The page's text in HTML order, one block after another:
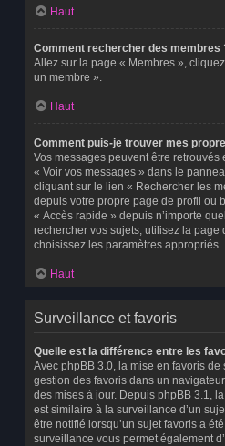
Haut
Comment rechercher des membres
Allez sur la page « Membres »,
un membre ».
Haut
Comment puis-je trouver mes
Vos messages peuvent être retrouvés
« Voir vos messages » dans le
cliquant sur le lien « Rechercher les
depuis votre propre page de profil ou
« Accès rapide » depuis n’importe
rechercher vos sujets, utilisez la page
choisissez les paramètres appropriés.
Haut
Surveillance et favoris
Quelle est la différence entre les
Avec phpBB 3.0, la mise en favoris de
gestion des favoris dans un
des mises à jour. Depuis phpBB 3.1,
est similaire à la surveillance d’un
être notifié lorsqu’un sujet favoris a
surveillance vous permet également